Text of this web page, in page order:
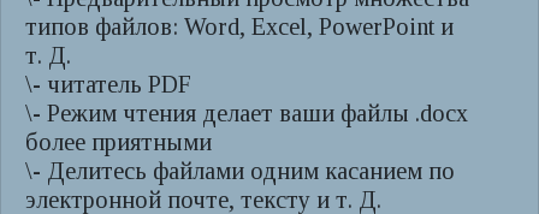
типов файлов: Word, Excel, PowerPoint и
т. Д.
\- читатель PDF
\- Режим чтения делает ваши файлы .docx
более приятными
\- Делитесь файлами одним касанием по
электронной почте, тексту и т. Д.